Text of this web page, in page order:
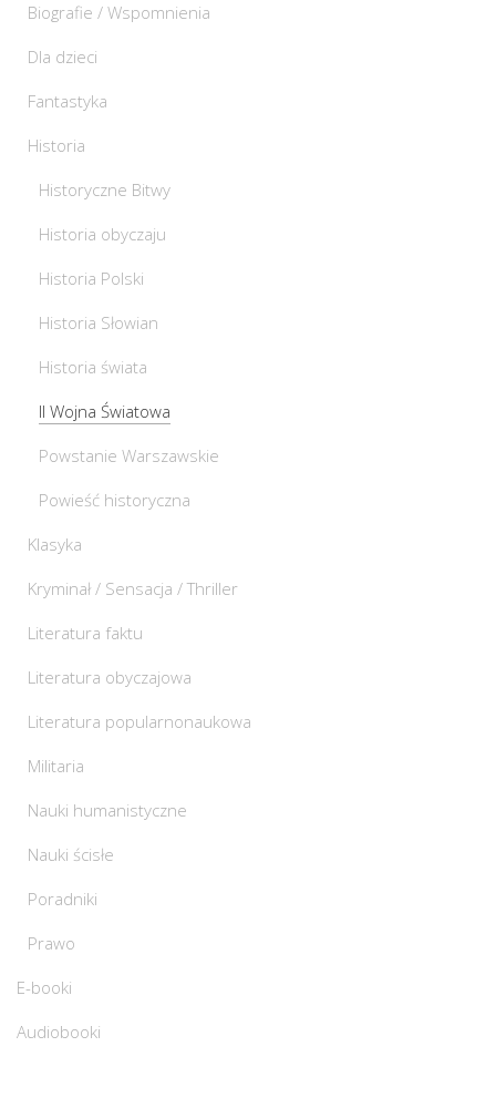
Biografie / Wspomnienia
Dla dzieci
Fantastyka
Historia
Historyczne Bitwy
Historia obyczaju
Historia Polski
Historia Słowian
Historia świata
II Wojna Światowa
Powstanie Warszawskie
Powieść historyczna
Klasyka
Kryminał / Sensacja / Thriller
Literatura faktu
Literatura obyczajowa
Literatura popularnonaukowa
Militaria
Nauki humanistyczne
Nauki ścisłe
Poradniki
Prawo
E-booki
Audiobooki